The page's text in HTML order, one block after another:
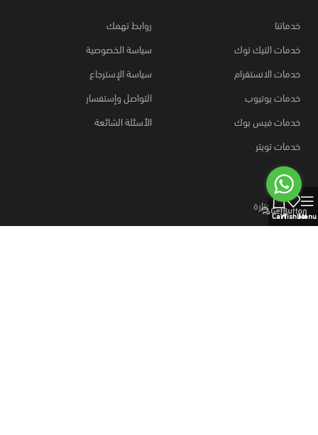
خدماتنا
خدمات التيك توك
خدمات الانستقرام
خدمات يوتيوب
خدمات فيس بوك
خدمات تويتر
روابط تهمك
سياسة الخصوصية
سياسة الإسترجاع
التواصل وإستفسار
الأسئلة الشائعة
روابط مختارة
كيفية الطلب؟
Menu
Wishlist
0
Cart